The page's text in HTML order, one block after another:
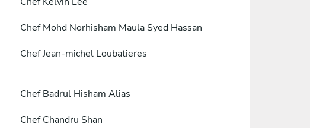
Chef Mohd Norhisham Maula Syed Hassan
ChefJean-michel Loubatieres
Chef Badrul Hisham Alias
Chef Chandru Shan